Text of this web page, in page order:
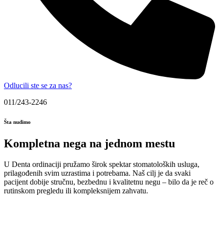
Odlucili ste se za nas?
011/243-2246
Šta nudimo
Kompletna nega na jednom mestu
U Denta ordinaciji pružamo širok spektar stomatoloških usluga,
prilagođenih svim uzrastima i potrebama. Naš cilj je da svaki
pacijent dobije stručnu, bezbednu i kvalitetnu negu – bilo da je reč o
rutinskom pregledu ili kompleksnijem zahvatu.